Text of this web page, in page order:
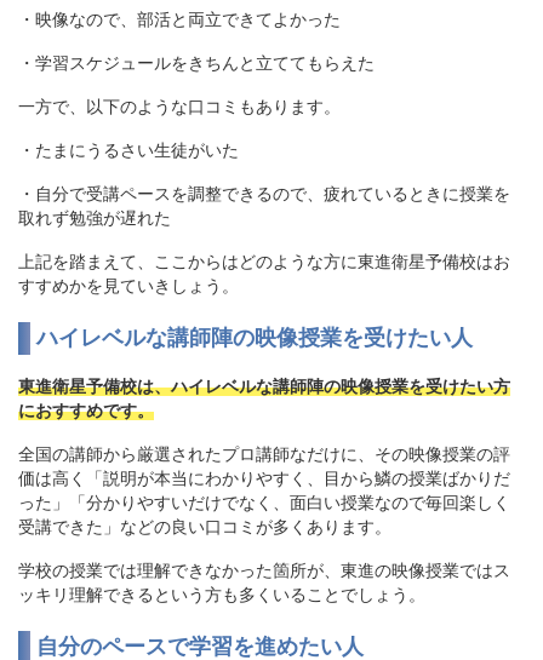
・映像なので、部活と両立できてよかった
・学習スケジュールをきちんと立ててもらえた
一方で、以下のような口コミもあります。
・たまにうるさい生徒がいた
・自分で受講ペースを調整できるので、疲れているときに授業を
取れず勉強が遅れた
上記を踏まえて、ここからはどのような方に東進衛星予備校はお
すすめかを見ていきしょう。
ハイレベルな講師陣の映像授業を受けたい人
東進衛星予備校は、ハイレベルな講師陣の映像授業を受けたい方
におすすめです。
全国の講師から厳選されたプロ講師なだけに、その映像授業の評
価は高く「説明が本当にわかりやすく、目から鱗の授業ばかりだ
った」「分かりやすいだけでなく、面白い授業なので毎回楽しく
受講できた」などの良い口コミが多くあります。
学校の授業では理解できなかった箇所が、東進の映像授業ではス
ッキリ理解できるという方も多くいることでしょう。
自分のペースで学習を進めたい人